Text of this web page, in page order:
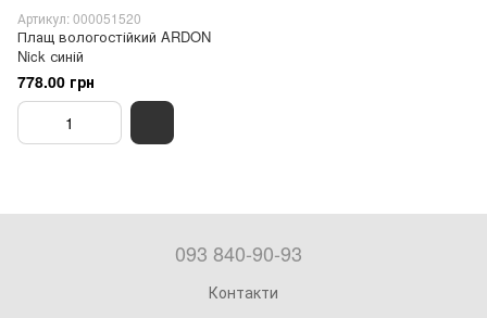
Артикул: 000051520
Плащ вологостійкий ARDON
Nick синій
778.00 грн
093 840-90-93
Контакти